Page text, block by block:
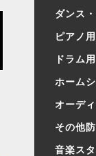
ダンス
ピアノ
ドラム
ホーム
オーデ
その他
音楽ス